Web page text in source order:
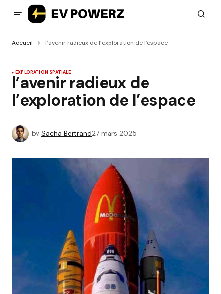
Accueil l’avenir radieux de l’exploration de l’espace
EXPLORATION SPATIALE
l’avenir radieux de
l’exploration de l’espace
by Sacha Bertrand27 mars 2025